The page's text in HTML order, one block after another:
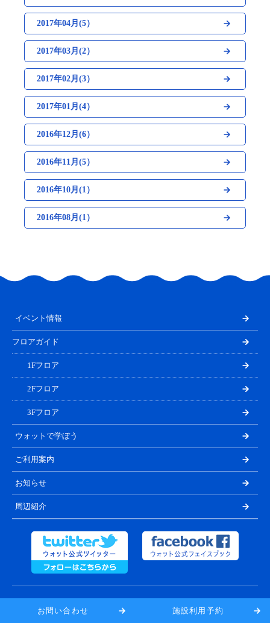
2017年04月(5）
2017年03月(2）
2017年02月(3）
2017年01月(4）
2016年12月(6）
2016年11月(5）
2016年10月(1）
2016年08月(1）
イベント情報
フロアガイド
1Fフロア
2Fフロア
3Fフロア
ウォットで学ぼう
ご利用案内
お知らせ
周辺紹介
浜名湖体験学習施設
お問い合わせ 施設利用予約